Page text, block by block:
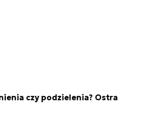
czy podzielenia? Ostra